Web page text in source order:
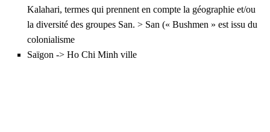
Kala­ha­ri, termes qui prennent en compte la géo­gra­phie et/ou
la diver­si­té des groupes San. > San (« Bush­men » est issu du
colo­nia­lisme
Saï­gon -> Ho Chi Minh ville